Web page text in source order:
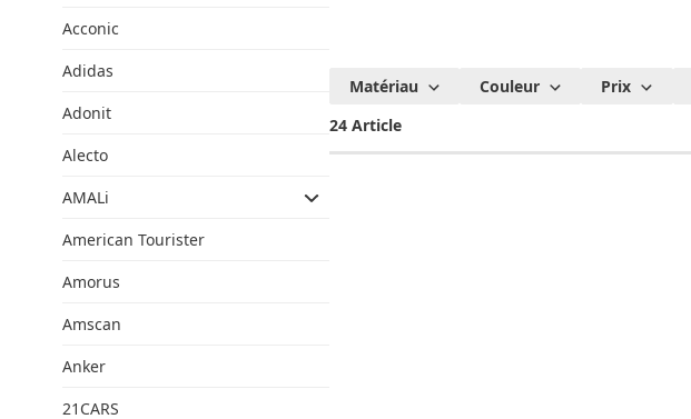
Acconic
Adidas
Adonit
Alecto
AMALi
American Tourister
Amorus
Amscan
Anker
21CARS
Produits
Matériau Couleur Prix
24 Article